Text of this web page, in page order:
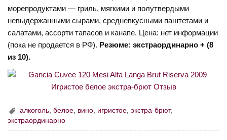
морепродуктами — гриль, мягкими и полутвердыми
невыдержанными сырами, средневкусными паштетами и
салатами, ассорти тапасов и канапе. Цена: нет информации
(пока не продается в РФ). Резюме: экстраординарно + (8
из 10).
алкоголь,белое, вино, игристое,экстра-брют,
экстраординарно